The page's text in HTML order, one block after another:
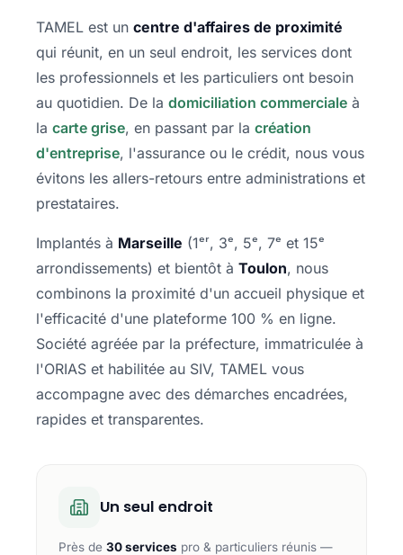
TAMEL est un centre d'affaires de proximité
qui réunit, en un seul endroit, les services dont
les professionnels et les particuliers ont besoin
au quotidien. De la domiciliation commerciale à
la carte grise, en passant par la création
d'entreprise, l'assurance ou le crédit, nous vous
évitons les allers-retours entre administrations et
prestataires.
Implantés à Marseille (1ᵉʳ, 3ᵉ, 5ᵉ, 7ᵉ et 15ᵉ
arrondissements) et bientôt à Toulon, nous
combinons la proximité d'un accueil physique et
l'efficacité d'une plateforme 100 % en ligne.
Société agréée par la préfecture, immatriculée à
l'ORIAS et habilitée au SIV, TAMEL vous
accompagne avec des démarches encadrées,
rapides et transparentes.
Un seul endroit
Près de 30 services pro & particuliers réunis —